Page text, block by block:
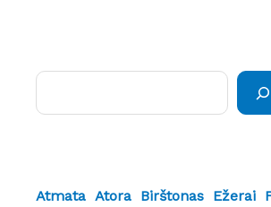
Atmata Atora Birštonas Ežerai